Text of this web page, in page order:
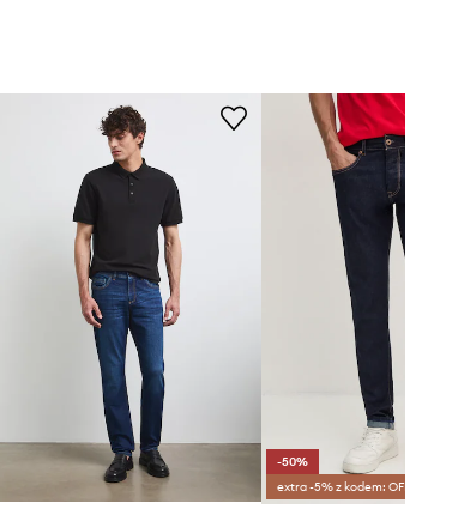
-50%
extra -5% z kodem: OFF*